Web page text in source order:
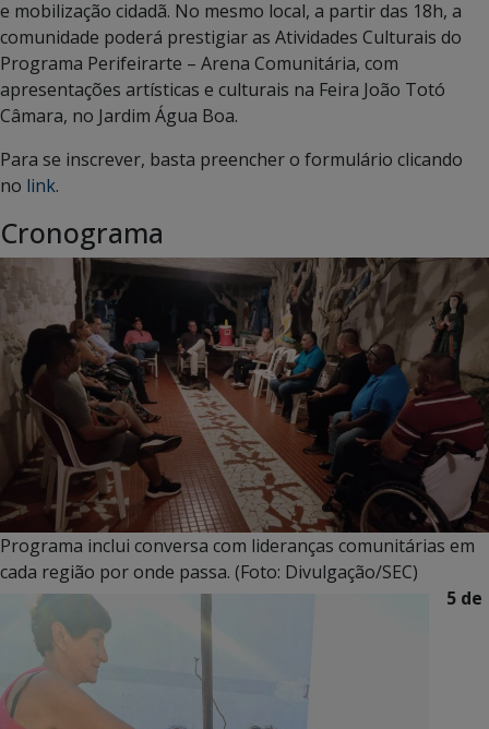
e mobilização cidadã. No mesmo local, a partir das 18h, a
comunidade poderá prestigiar as Atividades Culturais do
Programa Perifeirarte – Arena Comunitária, com
apresentações artísticas e culturais na Feira João Totó
Câmara, no Jardim Água Boa.
Para se inscrever, basta preencher o formulário clicando
no link.
Cronograma
Programa inclui conversa com lideranças comunitárias em
cada região por onde passa. (Foto: Divulgação/SEC)
5 de